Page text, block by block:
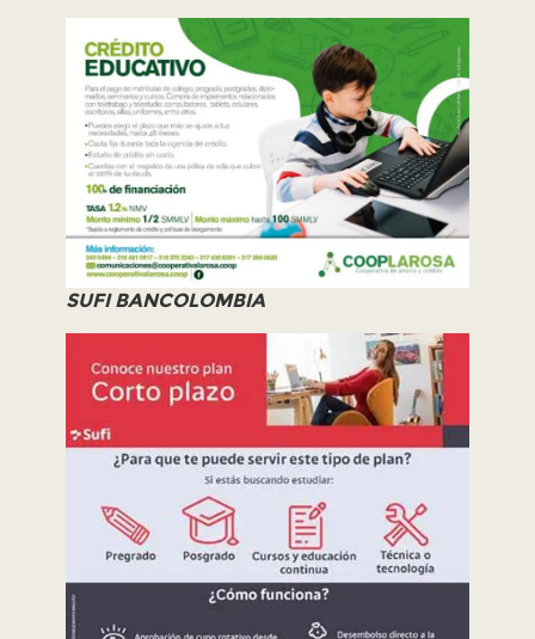
SUFI BANCOLOMBIA